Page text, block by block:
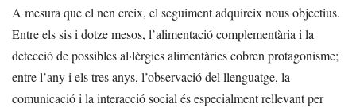
A mesura que el nen creix, el seguiment adquireix nous objectius.
Entre els sis i dotze mesos, l’alimentació complementària i la
detecció de possibles al·lèrgies alimentàries cobren protagonisme;
entre l’any i els tres anys, l’observació del llenguatge, la
comunicació i la interacció social és especialment rellevant per